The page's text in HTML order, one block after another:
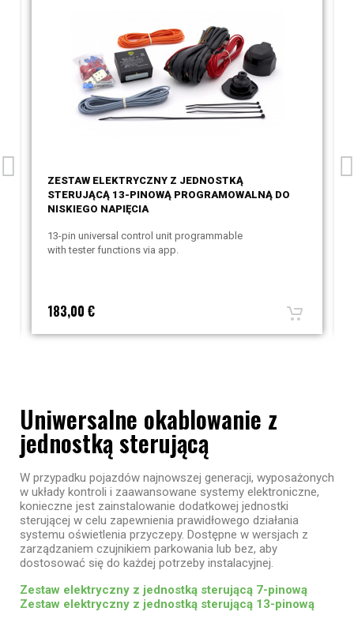
ZESTAW ELEKTRYCZNY Z JEDNOSTKĄ
STERUJĄCĄ 13-PINOWĄ PROGRAMOWALNĄ DO
NISKIEGO NAPIĘCIA
13-pin universal control unit programmable
with tester functions via app.
183,00 €
Uniwersalne okablowanie z
jednostką sterującą
W przypadku pojazdów najnowszej generacji, wyposażonych
w układy kontroli i zaawansowane systemy elektroniczne,
konieczne jest zainstalowanie dodatkowej jednostki
sterującej w celu zapewnienia prawidłowego działania
systemu oświetlenia przyczepy. Dostępne w wersjach z
zarządzaniem czujnikiem parkowania lub bez, aby
dostosować się do każdej potrzeby instalacyjnej.
Zestaw elektryczny z jednostką sterującą 7-pinową
Zestaw elektryczny z jednostką sterującą 13-pinową